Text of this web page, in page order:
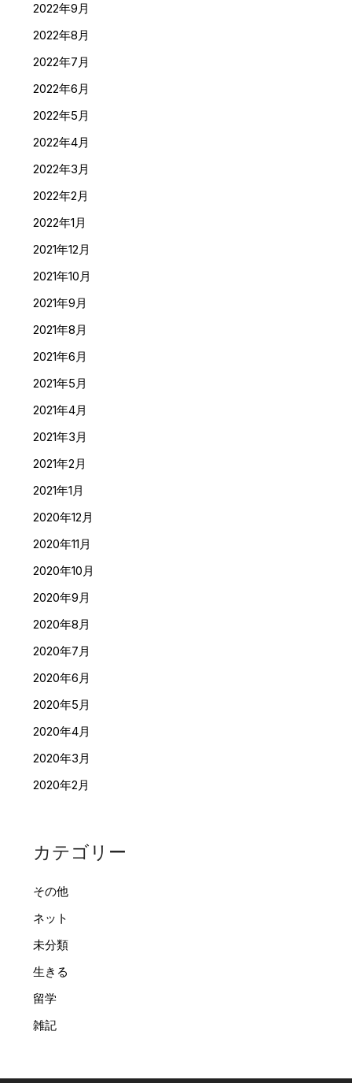
2022年9月
2022年8月
2022年7月
2022年6月
2022年5月
2022年4月
2022年3月
2022年2月
2022年1月
2021年12月
2021年10月
2021年9月
2021年8月
2021年6月
2021年5月
2021年4月
2021年3月
2021年2月
2021年1月
2020年12月
2020年11月
2020年10月
2020年9月
2020年8月
2020年7月
2020年6月
2020年5月
2020年4月
2020年3月
2020年2月
カテゴリー
その他
ネット
未分類
生きる
留学
雑記